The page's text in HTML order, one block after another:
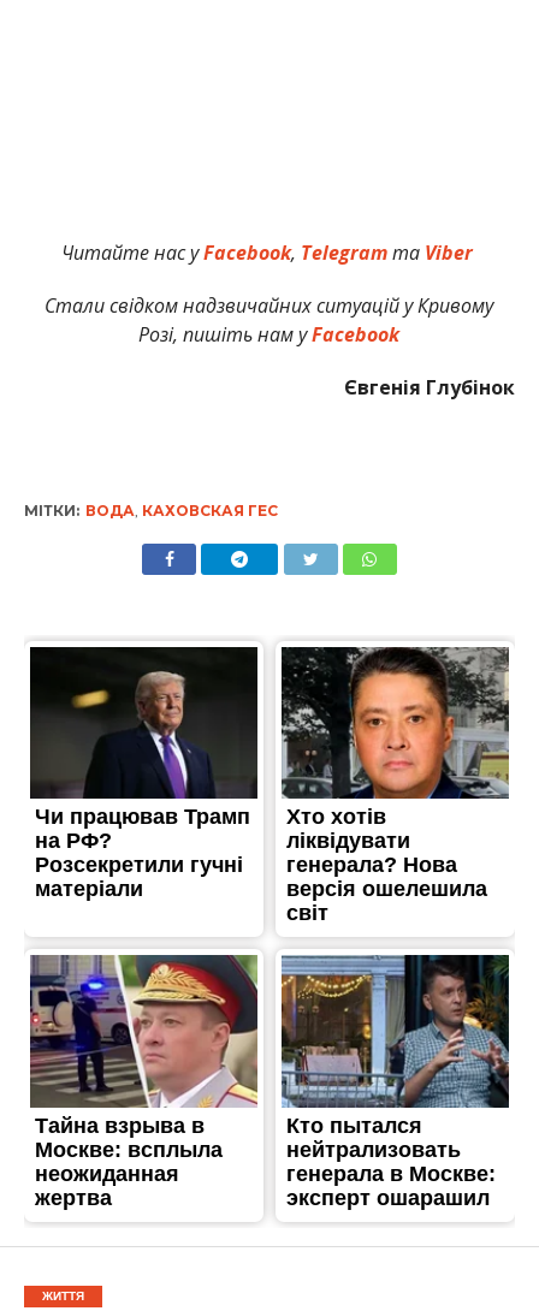
Читайте нас уFacebook, Telegramта Viber
Стали свідком надзвичайних ситуацій у Кривому
Розі, пишіть нам уFacebook
Євгенія Глубінок
МІТКИ: ВОДА, КАХОВСКАЯ ГЕС
ЖИТТЯ